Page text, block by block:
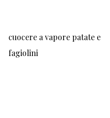
cuocere a vapore patate e
fagiolini